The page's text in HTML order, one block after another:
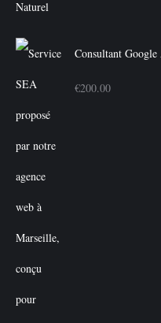
Consultant
€200.00